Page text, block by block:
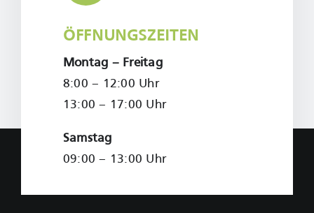
ÖFFNUNGSZEITEN
Montag – Freitag
8:00 – 12:00 Uhr
13:00 – 17:00 Uhr
Samstag
09:00 – 13:00 Uhr